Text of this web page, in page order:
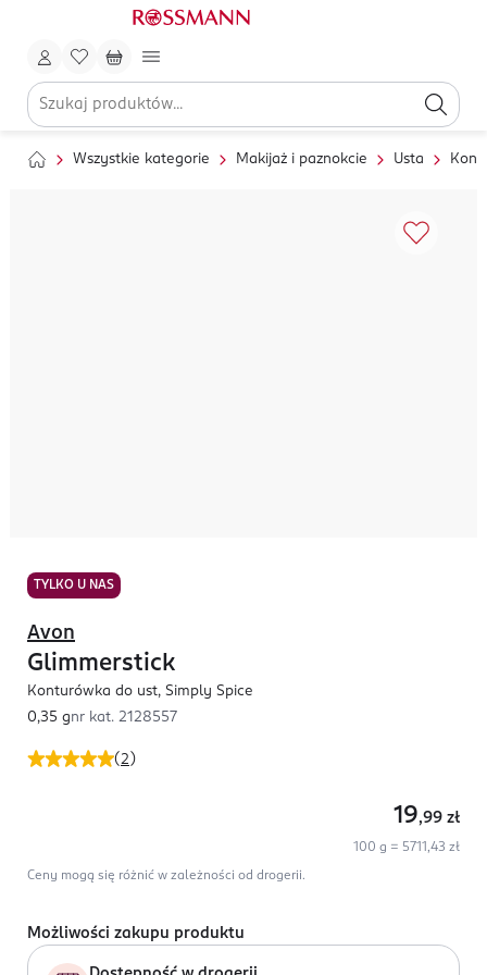
Wszystkie kategorie Makijaż i paznokcie Usta
TYLKO U NAS
(2 )
Avon
Glimmerstick
Konturówka do ust, Simply Spice
0,35 gnr kat. 2128557
19,99 zł
100 g = 5711,43 zł
Ceny mogą się różnić w zależności od drogerii.
Możliwości zakupu produktu